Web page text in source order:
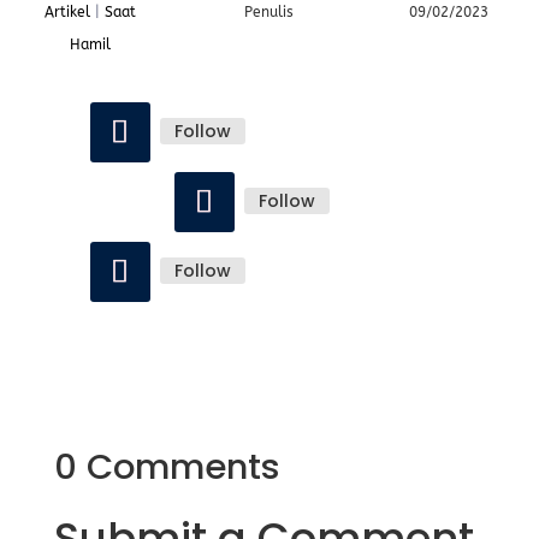
Artikel
Saat
Hamil
Penulis 09/02/2023
Follow
Follow
Follow
0 Comments